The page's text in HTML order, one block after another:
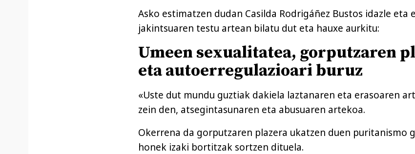
Asko estimatzen dudan Casilda Rodrigáñez Bustos idazle eta
jakintsuaren testu artean bilatu dut eta hauxe aurkitu:
Umeen sexualitatea, gorputzaren
eta autoerregulazioari buruz
«Uste dut mundu guztiak dakiela laztanaren eta erasoaren
zein den, atsegintasunaren eta abusuaren artekoa.
Okerrena da gorputzaren plazera ukatzen duen puritanismo
honek izaki bortitzak sortzen dituela.